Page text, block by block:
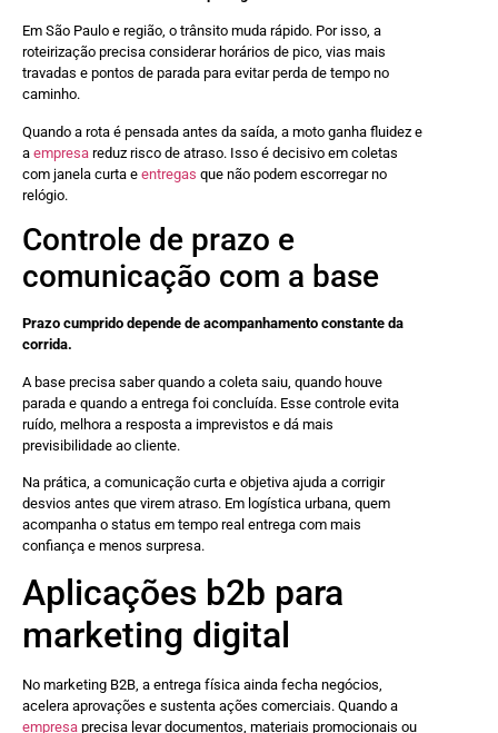
Em São Paulo e região, o trânsito muda rápido. Por isso, a
roteirização precisa considerar horários de pico, vias mais
travadas e pontos de parada para evitar perda de tempo no
caminho.
Quando a rota é pensada antes da saída, a moto ganha fluidez e
a empresa reduz risco de atraso. Isso é decisivo em coletas
com janela curta e entregas que não podem escorregar no
relógio.
Controle de prazo e
comunicação com a base
Prazo cumprido depende de acompanhamento constante da
corrida.
A base precisa saber quando a coleta saiu, quando houve
parada e quando a entrega foi concluída. Esse controle evita
ruído, melhora a resposta a imprevistos e dá mais
previsibilidade ao cliente.
Na prática, a comunicação curta e objetiva ajuda a corrigir
desvios antes que virem atraso. Em logística urbana, quem
acompanha o status em tempo real entrega com mais
confiança e menos surpresa.
Aplicações b2b para
marketing digital
No marketing B2B, a entrega física ainda fecha negócios,
acelera aprovações e sustenta ações comerciais. Quando a
empresa precisa levar documentos, materiais promocionais ou